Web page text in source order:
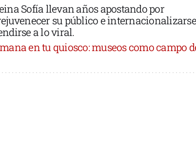
Sofía llevan años apostando por
su público e
a lo viral.
en tu quiosco: museos como campo